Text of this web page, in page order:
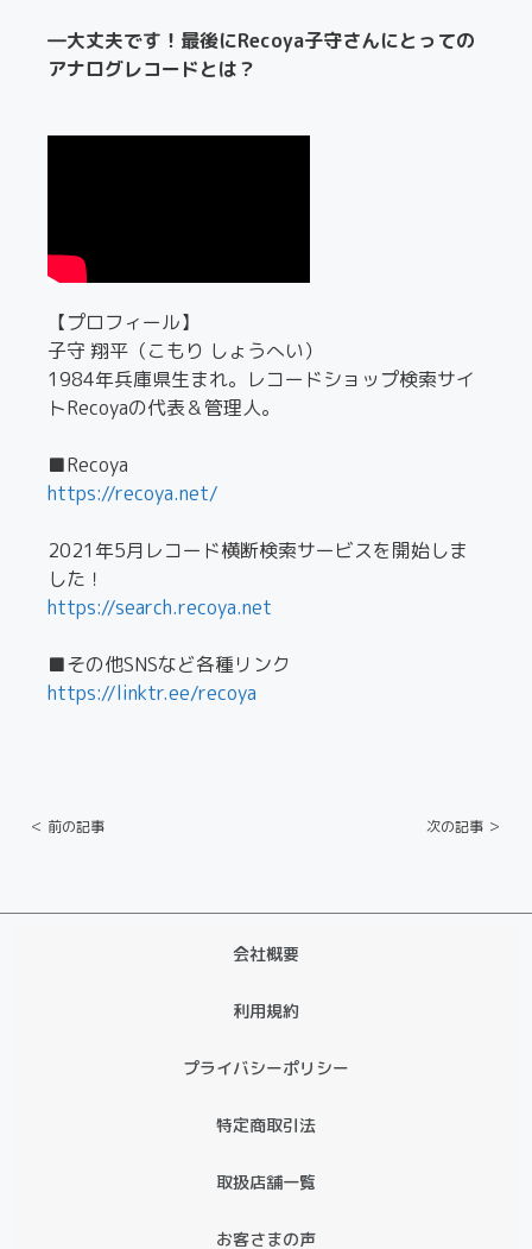
―大丈夫です！最後にRecoya子守さんにとっての
アナログレコードとは？
【プロフィール】
子守 翔平（こもり しょうへい）
1984年兵庫県生まれ。レコードショップ検索サイ
トRecoyaの代表＆管理人。
■Recoya
https://recoya.net/
2021年5月レコード横断検索サービスを開始しま
した！
https://search.recoya.net
■その他SNSなど各種リンク
https://linktr.ee/recoya
＜ 前の記事 次の記事 ＞
会社概要
利用規約
プライバシーポリシー
特定商取引法
取扱店舗一覧
お客さまの声